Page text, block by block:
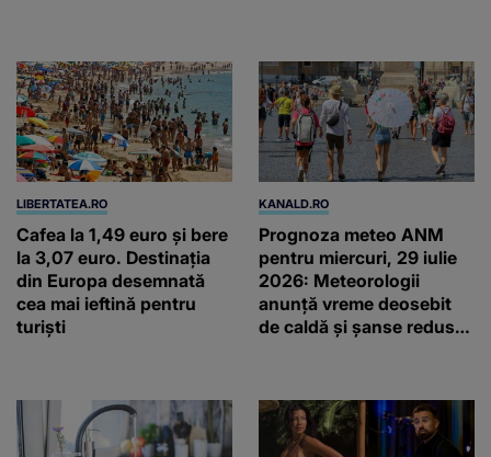
LIBERTATEA.RO
Cafea la 1,49 euro și bere
la 3,07 euro. Destinația
din Europa desemnată
cea mai ieftină pentru
turiști
KANALD.RO
Prognoza meteo ANM
pentru miercuri, 29 iulie
2026: Meteorologii
anunță vreme deosebit
de caldă și șanse reduse